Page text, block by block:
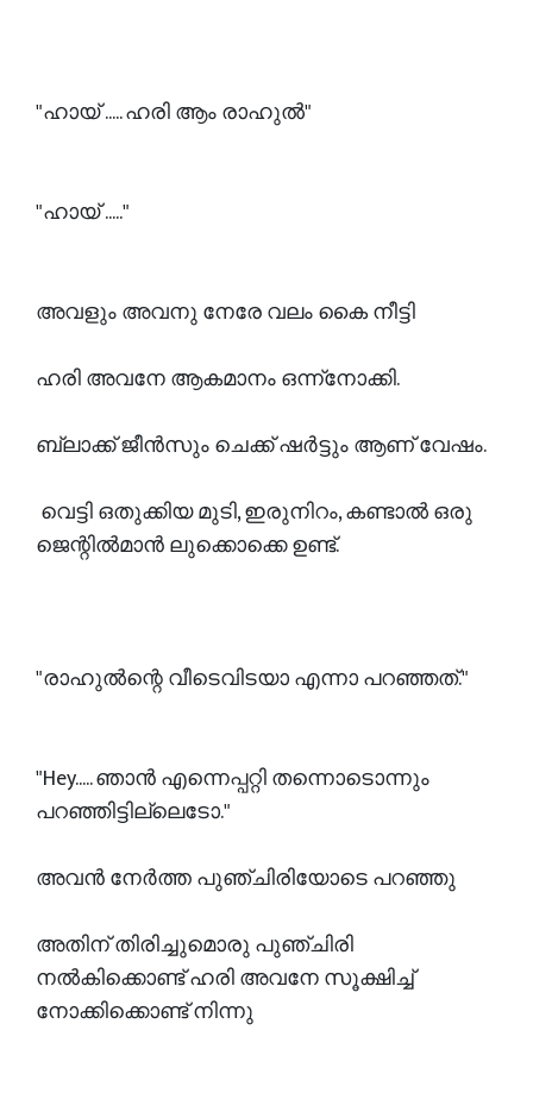
"ഹായ് ..... ഹരി ആം രാഹുൽ"
"ഹായ് ....."
അവളും അവനു നേരേ വലം കൈ നീട്ടി
ഹരി അവനേ ആകമാനം ഒന്ന്നോക്കി.
ബ്ലാക്ക് ജീൻസും ചെക്ക് ഷർട്ടും ആണ് വേഷം.
വെട്ടി ഒതുക്കിയ മുടി, ഇരുനിറം, കണ്ടാൽ ഒരു
ജെന്റിൽമാൻ ലുക്കൊക്കെ ഉണ്ട്.
"രാഹുൽന്റെ വീടെവിടയാ എന്നാ പറഞ്ഞത്."
"Hey..... ഞാൻ എന്നെപ്പറ്റി തന്നൊടൊന്നും
പറഞ്ഞിട്ടില്ലെടോ."
അവൻ നേർത്ത പുഞ്ചിരിയോടെ പറഞ്ഞു
അതിന് തിരിച്ചുമൊരു പുഞ്ചിരി
നൽകിക്കൊണ്ട് ഹരി അവനേ സൂക്ഷിച്ച്
നോക്കിക്കൊണ്ട് നിന്നു